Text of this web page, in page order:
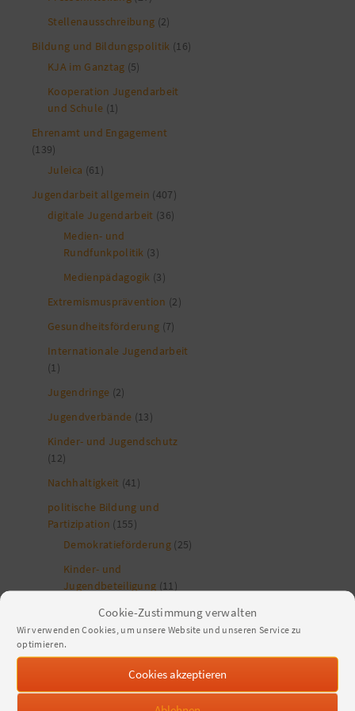
Cookie-Zustimmung verwalten
Wir verwenden Cookies, um unsere Website und unseren Service zu
optimieren.
Cookies akzeptieren
Stellenausschreibung (2)
Bildung und Bildungspolitik (16)
KJA im Ganztag (5)
Kooperation Jugendarbeit
und Schule (1)
Ehrenamt und Engagement
(139)
Juleica (61)
Jugendarbeit allgemein (407)
digitale Jugendarbeit (36)
Medien- und
Rundfunkpolitik (3)
Medienpädagogik (3)
Extremismusprävention (2)
Gesundheitsförderung (7)
Internationale Jugendarbeit
(1)
Jugendringe (2)
Jugendverbände (13)
Kinder- und Jugendschutz
(12)
Nachhaltigkeit (41)
politische Bildung und
Partizipation (155)
Demokratieförderung (25)
Kinder- und
Jugendbeteiligung (11)
Vielfältige Gesellschaft(82)
Inklusion(4)
Weltoffene Jugendarbeit(20)
Netzwerk Junges
Engagement(5)